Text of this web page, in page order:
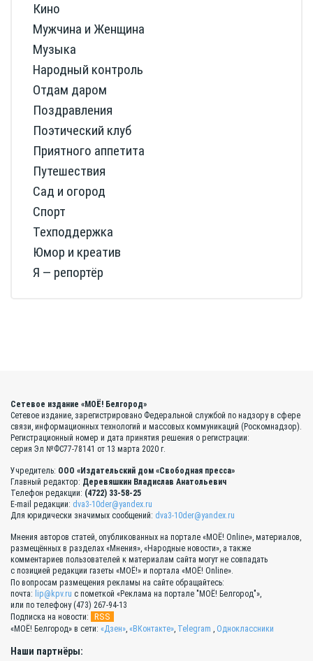
Кино
Мужчина и Женщина
Музыка
Народный контроль
Отдам даром
Поздравления
Поэтический клуб
Приятного аппетита
Путешествия
Сад и огород
Спорт
Техподдержка
Юмор и креатив
Я — репортёр
Сетевое издание «МОЁ! Белгород»
Сетевое издание, зарегистрировано Федеральной службой по надзору в сфере
связи, информационных технологий и массовых коммуникаций (Роскомнадзор).
Регистрационный номер и дата принятия решения о регистрации:
серия Эл №ФС77-78141 от 13 марта 2020 г.
Учредитель: ООО «Издательский дом «Свободная пресса»
Главный редактор: Деревяшкин Владислав Анатольевич
Телефон редакции: (4722) 33-58-25
E-mail редакции: dva3-10der@yandex.ru
Для юридически значимых сообщений: dva3-10der@yandex.ru
Мнения авторов статей, опубликованных на портале «МОЁ! Online», материалов,
размещённых в разделах «Мнения», «Народные новости», а также
комментариев пользователей к материалам сайта могут не совпадать
с позицией редакции газеты «МОЁ!» и портала «МОЁ! Online».
По вопросам размещения рекламы на сайте обращайтесь:
почта: lip@kpv.ru с пометкой «Реклама на портале "МОЁ! Белгород"»,
или по телефону (473) 267-94-13
Подписка на новости:
RSS
«МОЁ! Белгород» в сети: «Дзен», «ВКонтакте», Telegram , Одноклассники
Наши партнёры: